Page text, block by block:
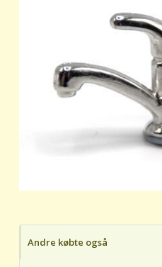
Andre købte også